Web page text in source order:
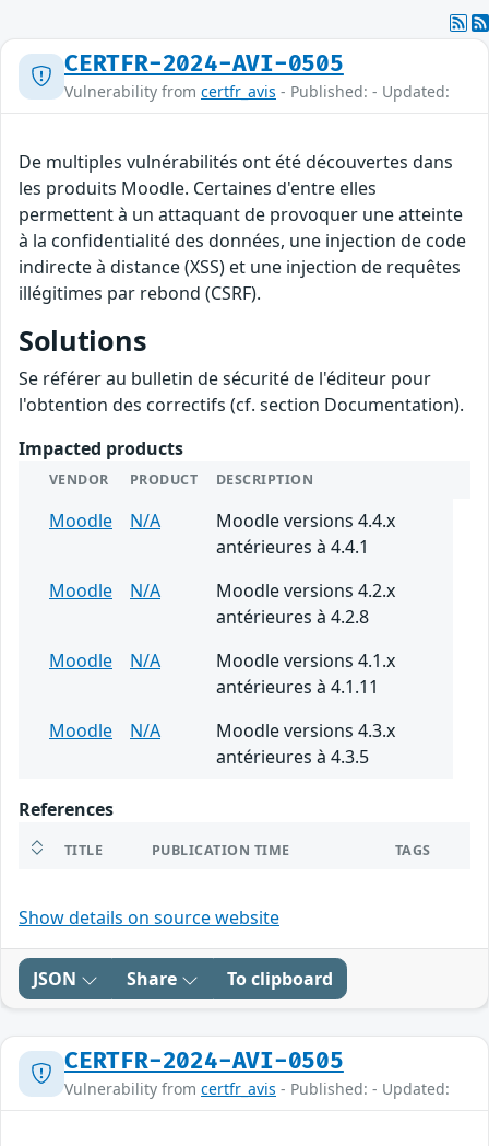
CERTFR-2024-AVI-0505
Vulnerability from certfr_avis - Published: - Updated:
De multiples vulnérabilités ont été découvertes dans
les produits Moodle. Certaines d'entre elles
permettent à un attaquant de provoquer une atteinte
à la confidentialité des données, une injection de code
indirecte à distance (XSS) et une injection de requêtes
illégitimes par rebond (CSRF).
Solutions
Se référer au bulletin de sécurité de l'éditeur pour
l'obtention des correctifs (cf. section Documentation).
Impacted products
VENDOR PRODUCT DESCRIPTION
Moodle N/A
Moodle versions 4.4.x
antérieures à 4.4.1
Moodle
N/A
Moodle versions 4.2.x
antérieures à 4.2.8
Moodle
N/A
Moodle versions 4.1.x
antérieures à 4.1.11
Moodle
N/A
Moodle versions 4.3.x
antérieures à 4.3.5
References
TITLE PUBLICATION TIME TAGS
Show details on source website
JSON Share To clipboard
CERTFR-2024-AVI-0505
Vulnerability from certfr_avis - Published: - Updated: